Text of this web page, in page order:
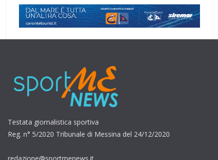
Testata giornalistica sportiva
Reg. n° 5/2020 Tribunale di Messina del 24/12/2020